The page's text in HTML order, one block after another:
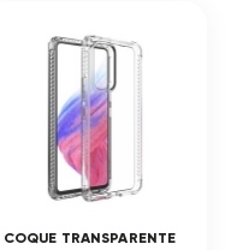
COQUE TRANSPARENTE